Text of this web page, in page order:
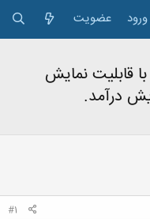
ورود عضویت
قابليت نمايش
#1